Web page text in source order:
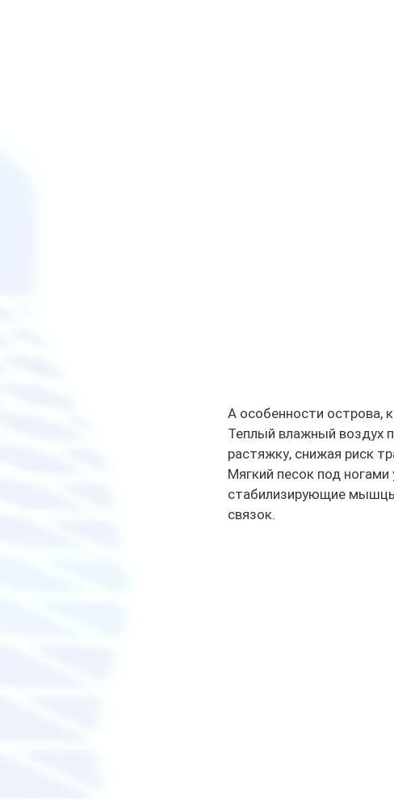
А особенности острова,
Теплый влажный воздух
растяжку, снижая риск
Мягкий песок под
стабилизирующие мышцы
связок.